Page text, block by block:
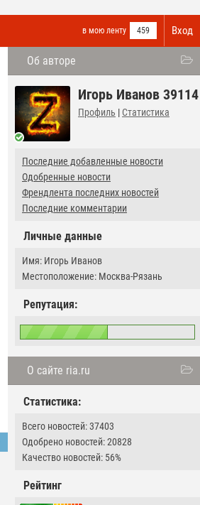
Вход
в мою ленту 459
Об авторе
Игорь Иванов 39114
Профиль | Статистика
Последние добавленные новости
Одобренные новости
Френдлента последних новостей
Последние комментарии
Личные данные
Имя: Игорь Иванов
Местоположение: Москва-Рязань
Репутация:
О сайте ria.ru
Статистика:
Всего новостей: 37403
Одобрено новостей: 20828
Качество новостей: 56%
Рейтинг